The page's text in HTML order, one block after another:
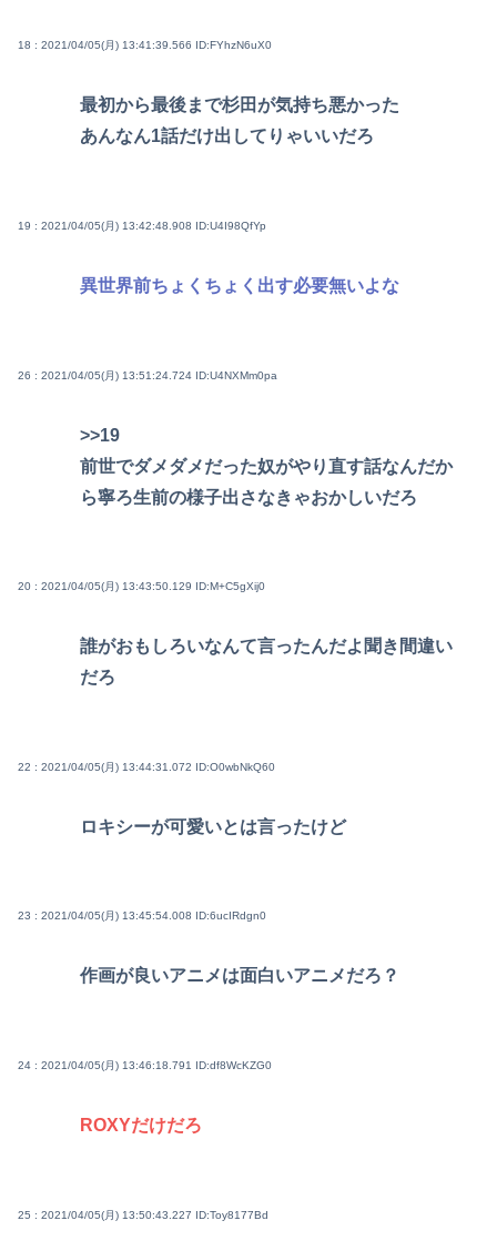
18 : 2021/04/05(月) 13:41:39.566 ID:FYhzN6uX0
最初から最後まで杉田が気持ち悪かった
あんなん1話だけ出してりゃいいだろ
19 : 2021/04/05(月) 13:42:48.908 ID:U4I98QfYp
異世界前ちょくちょく出す必要無いよな
26 : 2021/04/05(月) 13:51:24.724 ID:U4NXMm0pa
>>19
前世でダメダメだった奴がやり直す話なんだか
ら寧ろ生前の様子出さなきゃおかしいだろ
20 : 2021/04/05(月) 13:43:50.129 ID:M+C5gXij0
誰がおもしろいなんて言ったんだよ聞き間違い
だろ
22 : 2021/04/05(月) 13:44:31.072 ID:O0wbNkQ60
ロキシーが可愛いとは言ったけど
23 : 2021/04/05(月) 13:45:54.008 ID:6ucIRdgn0
作画が良いアニメは面白いアニメだろ？
24 : 2021/04/05(月) 13:46:18.791 ID:df8WcKZG0
ROXYだけだろ
25 : 2021/04/05(月) 13:50:43.227 ID:Toy8177Bd